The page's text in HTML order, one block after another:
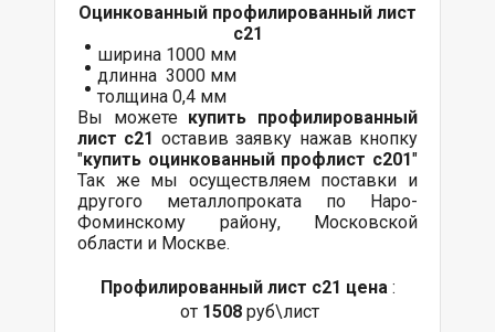
Оцинкованный профилированный лист
с21
ширина 1000 мм
длинна 3000 мм
толщина 0,4 мм
Вы можетекупить профилированный
лист с21 оставив заявку нажав кнопку
"купить оцинкованный профлист с201"
Так же мы осуществляем поставки и
другого металлопроката по Наро-
Фоминскому району, Московской
области и Москве.
Профилированный лист с21 цена :
от 1508 руб\лист